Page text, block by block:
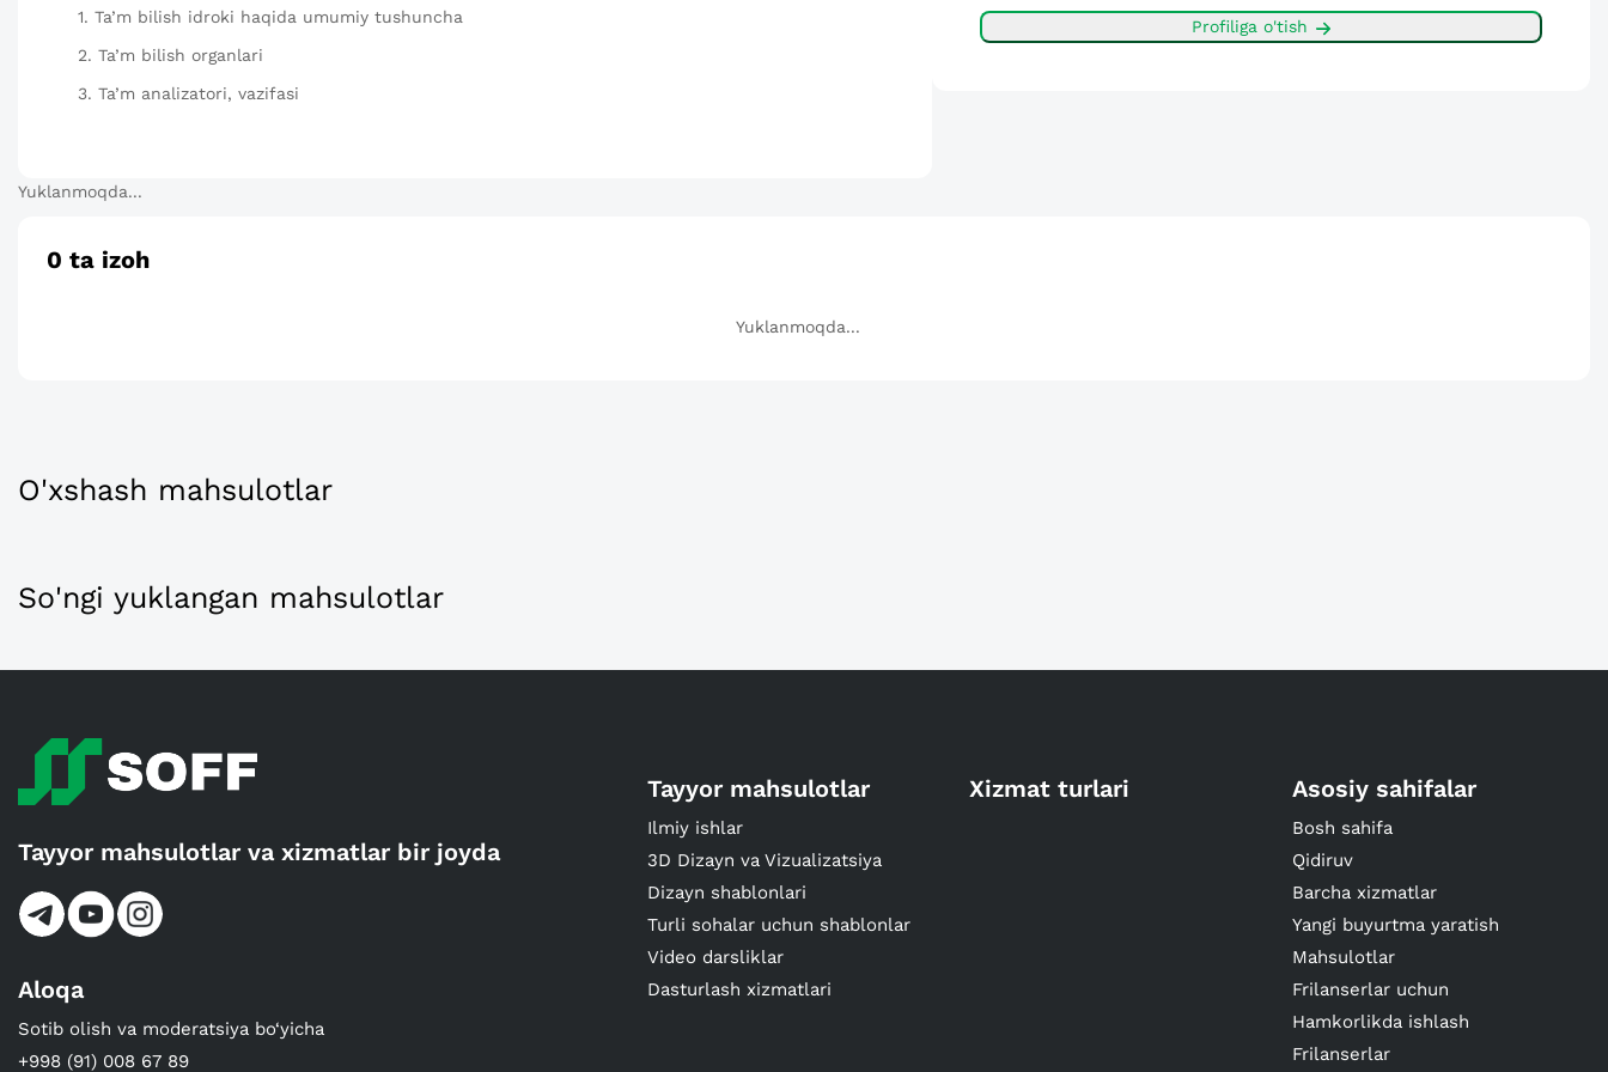
1. Ta’m bilish idroki haqida umumiy tushuncha
2. Ta’m bilish organlari
3. Ta’m analizatori, vazifasi
Profiliga o'tish
Yuklanmoqda...
0 ta izoh
Yuklanmoqda...
O'xshash mahsulotlar
So'ngi yuklangan mahsulotlar
Tayyor mahsulotlar va xizmatlar bir joyda
Aloqa
Sotib olish va moderatsiya bo‘yicha
+998 (91) 008 67 89
Tayyor mahsulotlar
Ilmiy ishlar
3D Dizayn va Vizualizatsiya
Dizayn shablonlari
Turli sohalar uchun shablonlar
Video darsliklar
Dasturlash xizmatlari
Xizmat turlari Asosiy sahifalar
Bosh sahifa
Qidiruv
Barcha xizmatlar
Yangi buyurtma yaratish
Mahsulotlar
Frilanserlar uchun
Hamkorlikda ishlash
Frilanserlar